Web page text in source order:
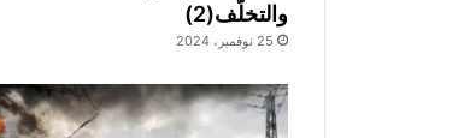
والتخلُّف(2)
25 نوفمبر، 2024